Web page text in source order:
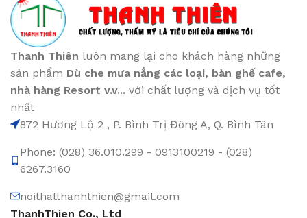
Thanh Thiên luôn mang lại cho khách hàng những
sản phẩm Dù che mưa nắng các loại, bàn ghế cafe,
nhà hàng Resort v.v... với chất lượng và dịch vụ tốt
nhất
872 Hương Lộ 2 , P. Bình Trị Đông A, Q. Bình Tân
Phone: (028) 36.010.299 - 0913100219 - (028)
6267.3160
noithatthanhthien@gmail.com
ThanhThien Co., Ltd